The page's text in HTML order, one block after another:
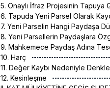
5. Onaylı İfraz Projesinin Tapuya
6. Tapuda Yeni Parsel Olarak
7. Yeni Parselin Hangi Paydaşa
8. Yeni Parsellerin Paydaşlara
9. Mahkemece Paydaş Adına
10. Harç
11. Değer Kaybı Nedeniyle
12. Kesinleşme